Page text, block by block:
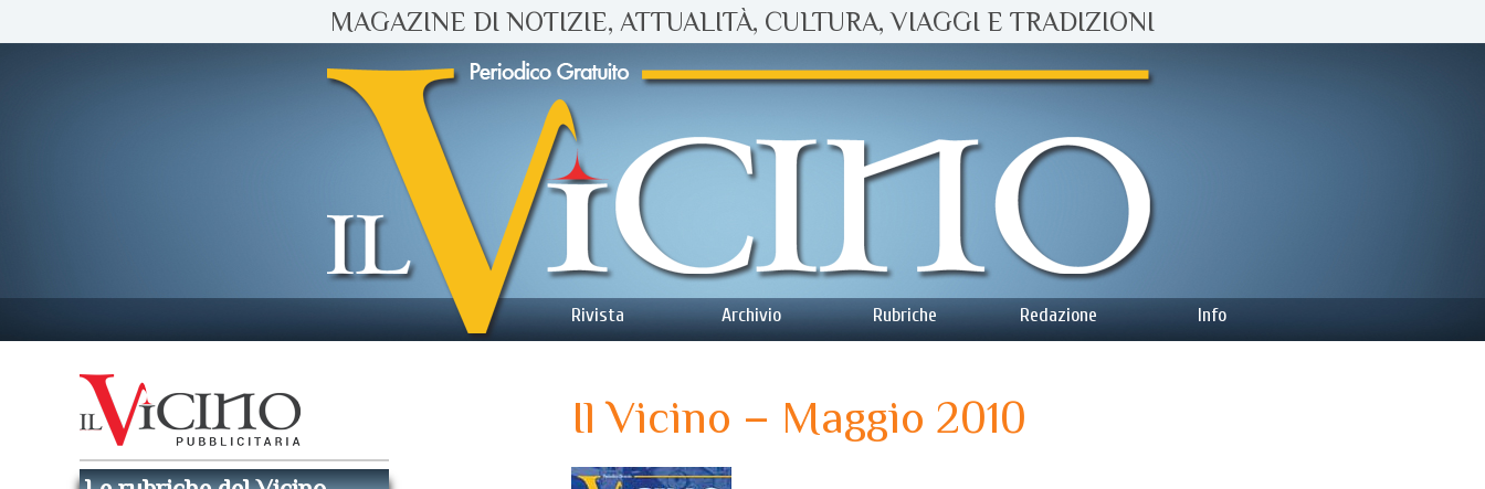
MAGAZINE DI NOTIZIE, ATTUALITÀ, CULTURA, VIAGGI E TRADIZIONI
Rivista Archivio Rubriche Redazione Info
Il Vicino – Maggio 2010